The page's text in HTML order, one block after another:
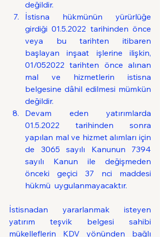
değildir.
İstisna hükmünün yürürlüğe
girdiği 01.5.2022 tarihinden önce
veya bu tarihten itibaren
başlayan inşaat işlerine ilişkin,
01/052022 tarihten önce alınan
mal ve hizmetlerin istisna
belgesine dâhil edilmesi mümkün
değildir.
Devam eden yatırımlarda
01.5.2022 tarihinden sonra
yapılan mal ve hizmet alımları için
de 3065 sayılı Kanunun 7394
sayılı Kanun ile değişmeden
önceki geçici 37 nci maddesi
hükmü  uygulanmayacaktır.
İstisnadan yararlanmak isteyen
yatırım teşvik belgesi sahibi
mükelleflerin KDV yönünden bağlı